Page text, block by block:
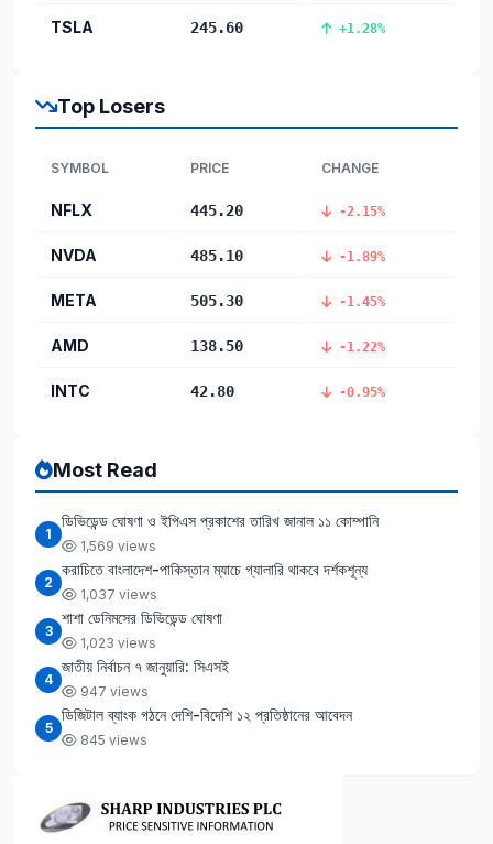
TSLA 245.60 +1.28%
Top Losers
SYMBOL PRICE CHANGE
NFLX 445.20 -2.15%
NVDA 485.10 -1.89%
META 505.30 -1.45%
AMD 138.50 -1.22%
INTC 42.80 -0.95%
Most Read
1
ডিভিডেন্ড ঘোষণা ও ইপিএস প্রকাশের তারিখ জানাল ১১ কোম্পানি
1,569 views
2
করাচিতে বাংলাদেশ-পাকিস্তান ম্যাচে গ্যালারি থাকবে দর্শকশূন্য
1,037 views
3
শাশা ডেনিমসের ডিভিডেন্ড ঘোষণা
1,023 views
4
জাতীয় নির্বাচন ৭ জানুয়ারি: সিএসই
947 views
5
ডিজিটাল ব্যাংক গঠনে দেশি-বিদেশি ১২ প্রতিষ্ঠানের আবেদন
845 views